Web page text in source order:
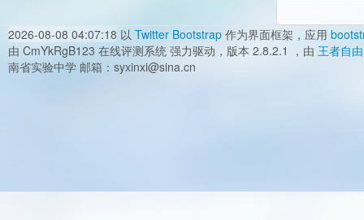
2026-08-08 04:07:18 以 Twitter Bootstrap 作为界面框架，应用
由 CmYkRgB123 在线评测系统 强力驱动，版本 2.8.2.1 ，由 王者自由
南省实验中学 邮箱：syxinxi@sina.cn